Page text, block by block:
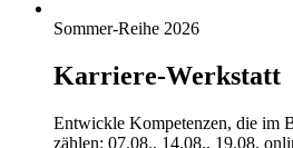
Sommer-Reihe 2026
Karriere-Werkstatt
Entwickle Kompetenzen, die im
zählen: 07.08., 14.08., 19.08.